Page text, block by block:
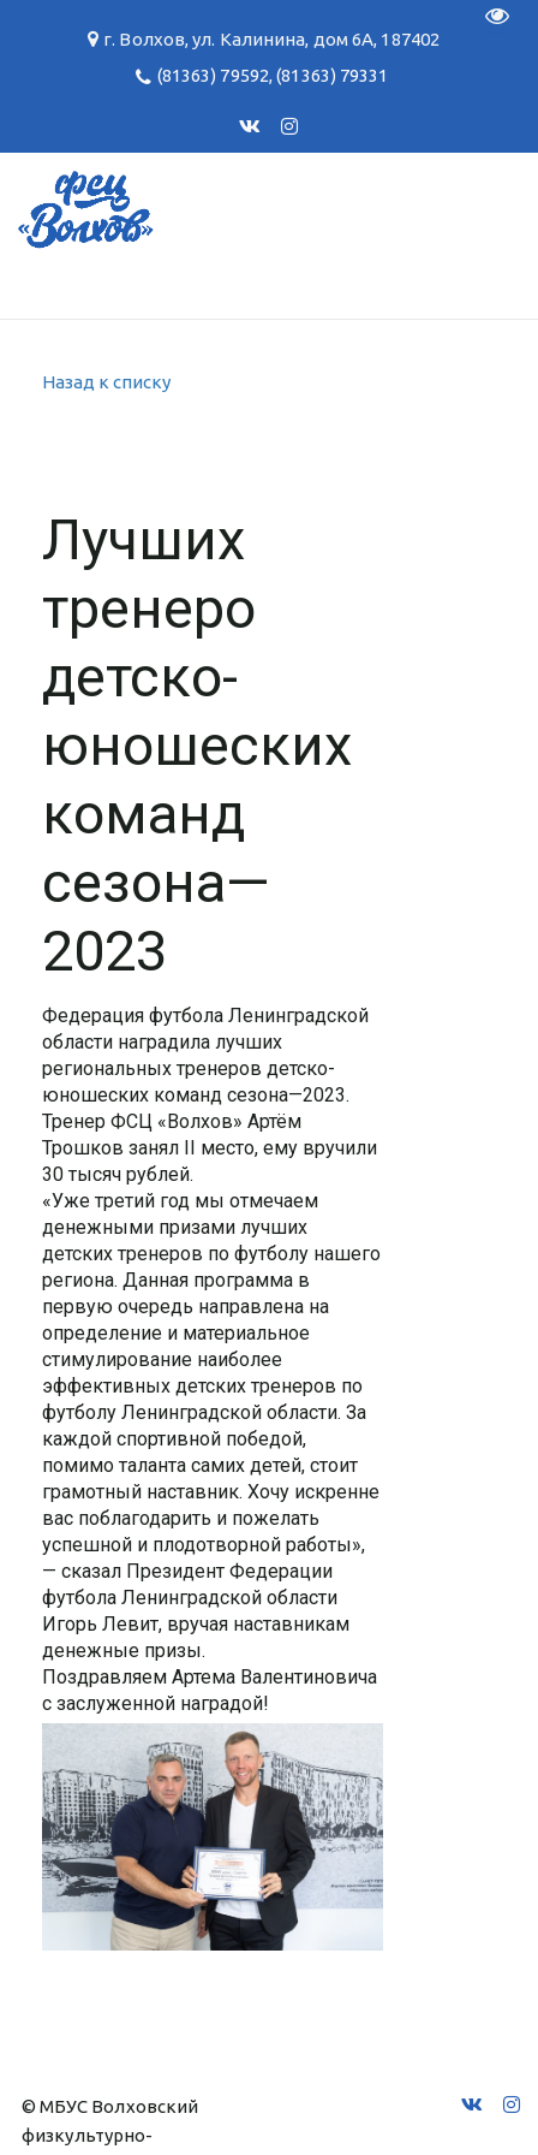
г. Волхов,ул. Калинина, дом 6А, 187402
(81363) 79592,(81363) 79331
Назад к списку
Лучших
тренеро
детско-
юношеских
команд
сезона—
2023
Федерация футбола Ленинградской
области наградила лучших
региональных тренеров детско-
юношеских команд сезона—2023.
Тренер ФСЦ «Волхов» Артём
Трошков занял II место, ему вручили
30 тысяч рублей.
«Уже третий год мы отмечаем
денежными призами лучших
детских тренеров по футболу нашего
региона. Данная программа в
первую очередь направлена на
определение и материальное
стимулирование наиболее
эффективных детских тренеров по
футболу Ленинградской области. За
каждой спортивной победой,
помимо таланта самих детей, стоит
грамотный наставник. Хочу искренне
вас поблагодарить и пожелать
успешной и плодотворной работы»,
— сказал Президент Федерации
футбола Ленинградской области
Игорь Левит, вручая наставникам
денежные призы.
Поздравляем Артема Валентиновича
с заслуженной наградой!
© МБУС Волховский
физкультурно-